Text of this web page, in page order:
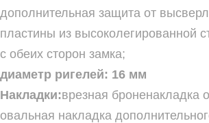
дополнительная защита от
пластины из высоколегированной
с обеих сторон замка;
диаметр ригелей: 16 мм
Накладки:врезная броненакладка
овальная накладка